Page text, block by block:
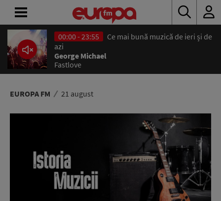
00:00 - 23:55
Ce mai bună muzică de ieri și de
azi
George Michael
Fastlove
EUROPA FM 21 august
ACASĂ
ȘTIRI
RADIO
CONCURSURI
ASCULTĂ